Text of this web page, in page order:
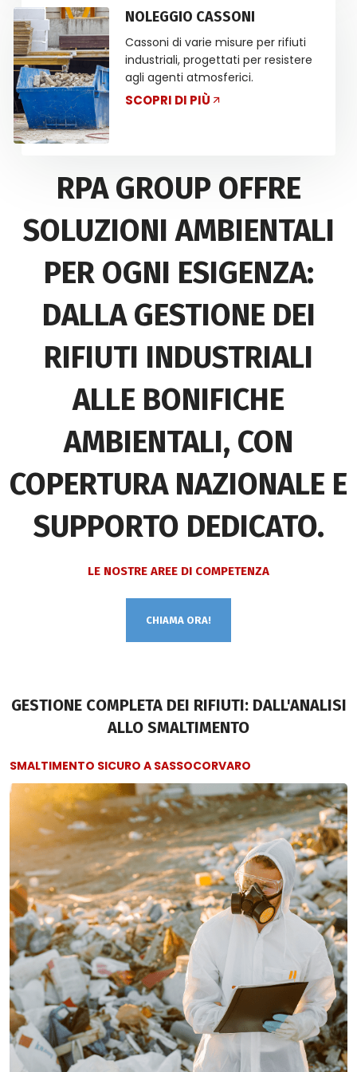
NOLEGGIO CASSONI
Cassoni di varie misure per rifiuti
industriali, progettati per resistere
agli agenti atmosferici.
SCOPRI DI PIÙ
RPA GROUP OFFRE
SOLUZIONI AMBIENTALI
PER OGNI ESIGENZA:
DALLA GESTIONE DEI
RIFIUTI INDUSTRIALI
ALLE BONIFICHE
AMBIENTALI, CON
COPERTURA NAZIONALE E
SUPPORTO DEDICATO.
LE NOSTRE AREE DI COMPETENZA
CHIAMA ORA!
GESTIONE COMPLETA DEI RIFIUTI: DALL'ANALISI
ALLO SMALTIMENTO
SMALTIMENTO SICURO A SASSOCORVARO